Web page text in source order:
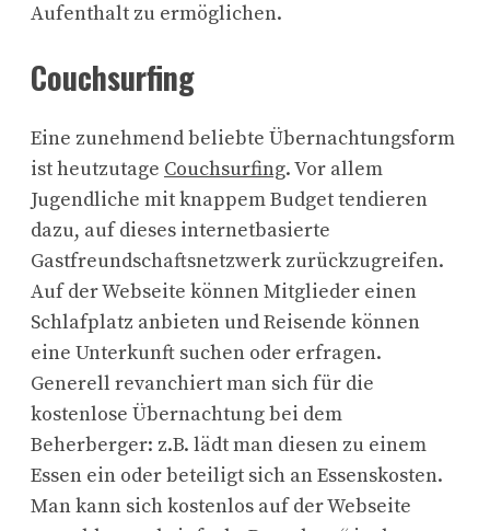
Aufenthalt zu ermöglichen.
Couchsurfing
Eine zunehmend beliebte Übernachtungsform
ist heutzutage Couchsurfing. Vor allem
Jugendliche mit knappem Budget tendieren
dazu, auf dieses internetbasierte
Gastfreundschaftsnetzwerk zurückzugreifen.
Auf der Webseite können Mitglieder einen
Schlafplatz anbieten und Reisende können
eine Unterkunft suchen oder erfragen.
Generell revanchiert man sich für die
kostenlose Übernachtung bei dem
Beherberger: z.B. lädt man diesen zu einem
Essen ein oder beteiligt sich an Essenskosten.
Man kann sich kostenlos auf der Webseite